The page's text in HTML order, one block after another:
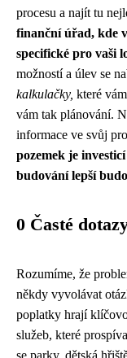
procesu a najít tu
finanční úřad, kde
specifické pro vaši
možností a úlev se
kalkulačky, které
vám tak plánování.
informace ve svůj
pozemek je
budování lepší
0 Časté
Rozumíme, že
někdy vyvolávat
poplatky hrají
služeb, které
se parky, dětská